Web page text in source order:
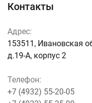
Контакты
Адрес:
153511, Ивановская
д.19-А, корпус 2
Телефон:
+7 (4932) 55-20-05